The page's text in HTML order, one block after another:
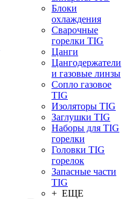
Блоки
охлаждения
Сварочные
горелки TIG
Цанги
Цангодержатели
и газовые линзы
Сопло газовое
TIG
Изоляторы TIG
Заглушки TIG
Наборы для TIG
горелки
Головки TIG
горелок
Запасные части
TIG
+ ЕЩЕ